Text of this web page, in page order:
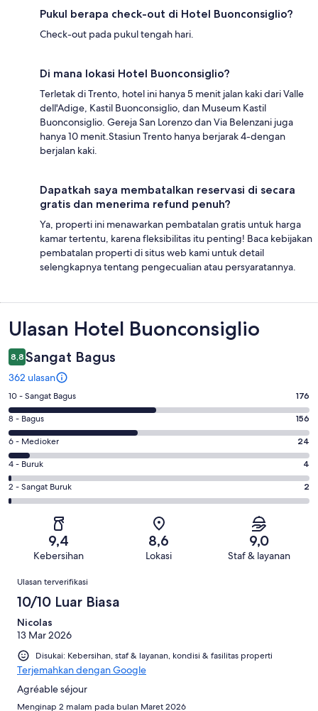
Pukul berapa check-out di Hotel Buonconsiglio?
Check-out pada pukul tengah hari.
Di mana lokasi Hotel Buonconsiglio?
Terletak di Trento, hotel ini hanya 5 menit jalan kaki dari Valle
dell'Adige, Kastil Buonconsiglio, dan Museum Kastil
Buonconsiglio. Gereja San Lorenzo dan Via Belenzani juga
hanya 10 menit.Stasiun Trento hanya berjarak 4-dengan
berjalan kaki.
Dapatkah saya membatalkan reservasi di secara
gratis dan menerima refund penuh?
Ya, properti ini menawarkan pembatalan gratis untuk harga
kamar tertentu, karena fleksibilitas itu penting! Baca kebijakan
pembatalan properti di situs web kami untuk detail
selengkapnya tentang pengecualian atau persyaratannya.
Ulasan
Ulasan Hotel Buonconsiglio
8,8 Sangat Bagus
362 ulasan
Penilaian
10
-
Sangat
Bagus.
176
dari
362
10 - Sangat Bagus 176
Penilaian
8
-
Bagus.
156
dari
8 - Bagus 156
Penilaian
6
-
Medioker.
24
6 - Medioker 24
Penilaian
4
-
4 - Buruk 4
Penilaian
2
dari
ulasan
2 - Sangat Buruk 2
9,4
Kebersihan
8,6
Lokasi
9,0
Staf & layanan
Ulasan
Ulasan terverifikasi
10/10 Luar Biasa
Nicolas
13 Mar 2026
Disukai: Kebersihan, staf & layanan, kondisi & fasilitas properti
Terjemahkan dengan Google
Agréable séjour
Menginap 2 malam pada bulan Maret 2026